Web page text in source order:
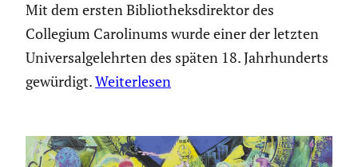
Mit dem ersten Bibliotheksdirektor des
Collegium Carolinums wurde einer der letzten
Universalgelehrten des späten 18. Jahrhunderts
gewürdigt.Weiterlesen